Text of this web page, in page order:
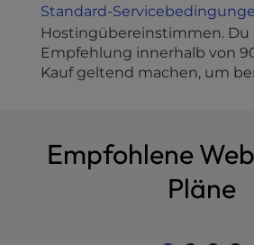
Standard-
Hostingübereinstimmen. Du
Empfehlung innerhalb von
Kauf geltend machen, um
Empfohlene
Pläne